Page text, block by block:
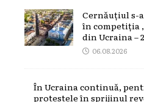
Cernăuțiul s-
în competiția
din Ucraina –
06.08.2026
În Ucraina continuă,
protestele în sprijinul